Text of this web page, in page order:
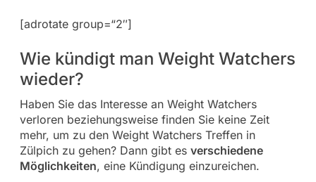
[adrotate group=“2″]
Wie kündigt man Weight Watchers
wieder?
Haben Sie das Interesse an Weight Watchers
verloren beziehungsweise finden Sie keine Zeit
mehr, um zu den Weight Watchers Treffen in
Zülpich zu gehen? Dann gibt es verschiedene
Möglichkeiten, eine Kündigung einzureichen.